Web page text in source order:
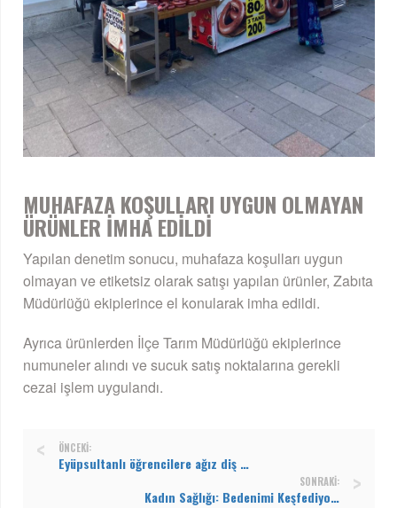
MUHAFAZA KOŞULLARI UYGUN OLMAYAN
ÜRÜNLER İMHA EDİLDİ
Yapılan denetim sonucu, muhafaza koşulları uygun
olmayan ve etiketsiz olarak satışı yapılan ürünler, Zabıta
Müdürlüğü ekiplerince el konularak imha edildi.
Ayrıca ürünlerden İlçe Tarım Müdürlüğü ekiplerince
numuneler alındı ve sucuk satış noktalarına gerekli
cezai işlem uygulandı.
ÖNCEKI:
Eyüpsultanlı öğrencilere ağız diş sağlığı taraması
SONRAKI:
Kadın Sağlığı: Bedenimi Keşfediyor ve Koruyorum Semineri